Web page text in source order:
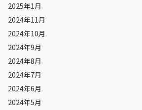
2025年1月
2024年11月
2024年10月
2024年9月
2024年8月
2024年7月
2024年6月
2024年5月